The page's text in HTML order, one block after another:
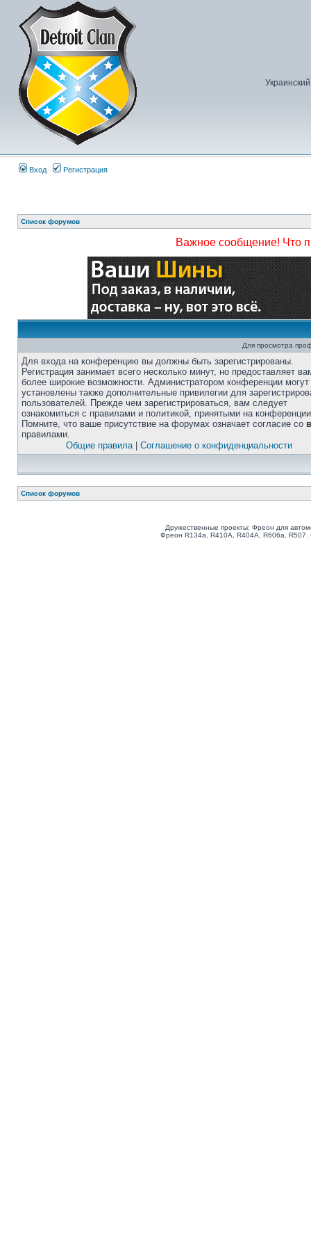
Вход Регистрация
Список форумов
Важное сообщение! Что
Для просмотра
Для входа на конференцию вы должны быть зарегистрированы.
Регистрация занимает всего несколько минут, но предоставляет
более широкие возможности. Администратором конференции
установлены также дополнительные привилегии для
пользователей. Прежде чем зарегистрироваться, вам следует
ознакомиться с правилами и политикой, принятыми на
Помните, что ваше присутствие на форумах означает согласие со
правилами.
Общие правила| Соглашение о конфиденциальности
Список форумов
Дружественные проекты: Фреон для
Фреон R134a, R410A, R404A, R606a,